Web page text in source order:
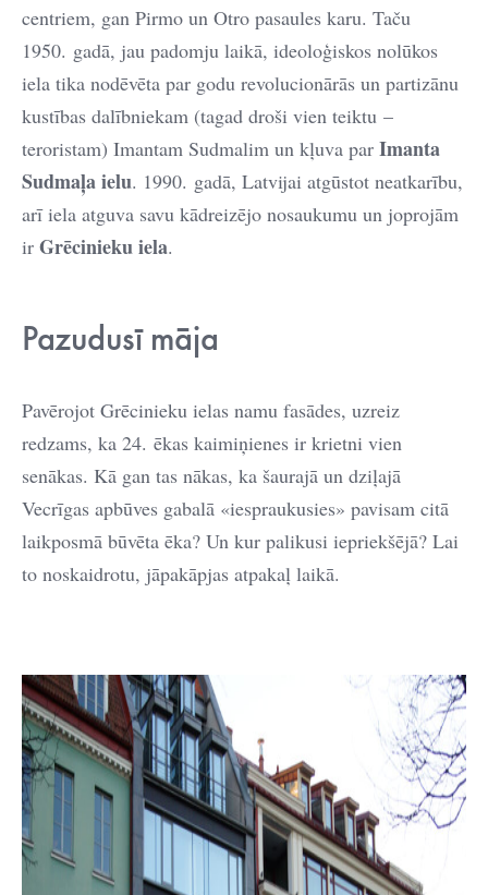
centriem, gan Pirmo un Otro pasaules karu. Taču
1950. gadā, jau padomju laikā, ideoloģiskos nolūkos
iela tika nodēvēta par godu revolucionārās un partizānu
kustības dalībniekam (tagad droši vien teiktu –
teroristam) Imantam Sudmalim un kļuva par Imanta
Sudmaļa ielu. 1990. gadā, Latvijai atgūstot neatkarību,
arī iela atguva savu kādreizējo nosaukumu un joprojām
ir Grēcinieku iela.
Pazudusī māja
Pavērojot Grēcinieku ielas namu fasādes, uzreiz
redzams, ka 24. ēkas kaimiņienes ir krietni vien
senākas. Kā gan tas nākas, ka šaurajā un dziļajā
Vecrīgas apbūves gabalā «iespraukusies» pavisam citā
laikposmā būvēta ēka? Un kur palikusi iepriekšējā? Lai
to noskaidrotu, jāpakāpjas atpakaļ laikā.